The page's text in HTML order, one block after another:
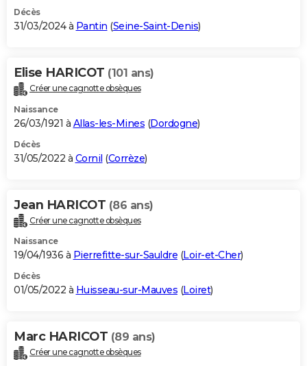
Décès
31/03/2024 à Pantin (Seine-Saint-Denis)
Elise HARICOT (101 ans)
Créer une cagnotte obsèques
Naissance
26/03/1921 à Allas-les-Mines (Dordogne)
Décès
31/05/2022 à Cornil (Corrèze)
Jean HARICOT (86 ans)
Créer une cagnotte obsèques
Naissance
19/04/1936 à Pierrefitte-sur-Sauldre (Loir-et-Cher)
Décès
01/05/2022 à Huisseau-sur-Mauves (Loiret)
Marc HARICOT (89 ans)
Créer une cagnotte obsèques